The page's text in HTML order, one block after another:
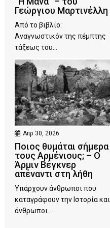
Γεώργιου Μαρτινέλλη
Από το βιβλίο:
Αναγνωστικόν της πέμπτης
τάξεως του...
Απρ 30, 2026
Ποιος θυμάται σήμερα
τους Αρμένιους; – Ο
Άρμιν Βέγκνερ
απέναντι στη λήθη
Υπάρχουν άνθρωποι που
καταγράφουν την Ιστορία και
άνθρωποι...